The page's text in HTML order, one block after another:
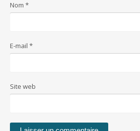
Nom *
E-mail *
Site web